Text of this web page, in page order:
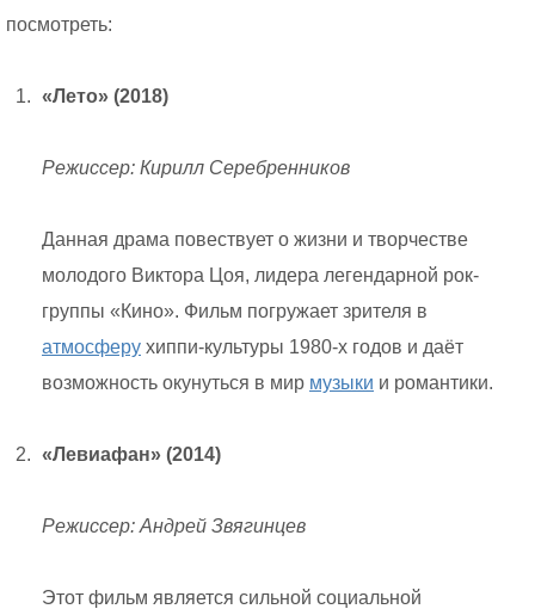
посмотреть:
«Лето» (2018)
Режиссер: Кирилл Серебренников
Данная драма повествует о жизни и творчестве
молодого Виктора Цоя, лидера легендарной рок-
группы «Кино». Фильм погружает зрителя в
атмосферу хиппи-культуры 1980-х годов и даёт
возможность окунуться в мир музыки и романтики.
«Левиафан» (2014)
Режиссер: Андрей Звягинцев
Этот фильм является сильной социальной